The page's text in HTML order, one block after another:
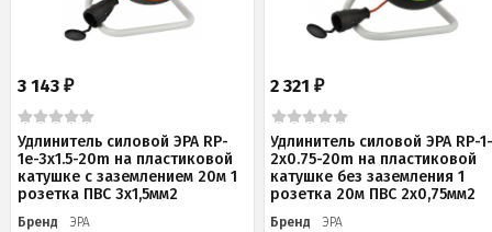
3 143 ₽
Удлинитель силовой ЭРА RP-
1e-3x1.5-20m на пластиковой
катушке c заземлением 20м 1
розетка ПВС 3х1,5мм2
Бренд
ЭРА
2 321₽
Удлинитель силовой ЭРА RP-
2x0.75-20m на пластиковой
катушке без заземления 1
розетка 20м ПВС 2х0,75мм2
Бренд
ЭРА